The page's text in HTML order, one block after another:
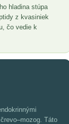
hladina stúpa
z kvasiniek
čo vedie k
Táto